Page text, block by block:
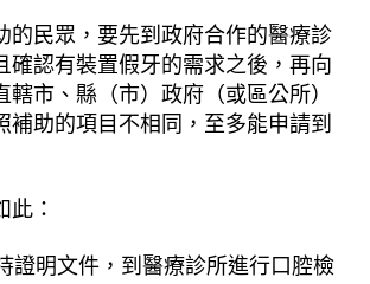
的民眾，要先到政府合作的醫療診
確認有裝置假牙的需求之後，再向
轄市、縣（市）政府（或區公所）
補助的項目不相同，至多能申請到
：
證明文件，到醫療診所進行口腔檢